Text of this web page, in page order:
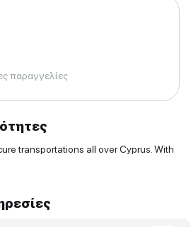
transportations all over Cyprus. With
παραγγελίες